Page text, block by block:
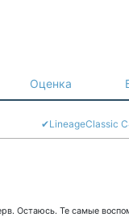
Оценка
✔LineageClassic
Остаюсь. Те самые